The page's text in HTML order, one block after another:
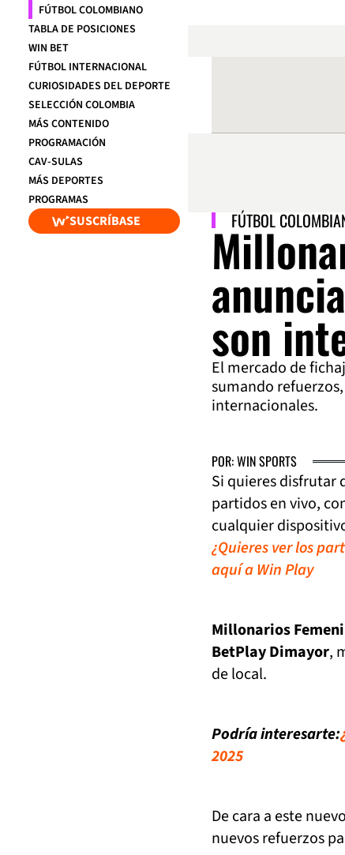
FÚTBOL COLOMBIANO
TABLA DE POSICIONES
WIN BET
FÚTBOL INTERNACIONAL
CURIOSIDADES DEL DEPORTE
SELECCIÓN COLOMBIA
MÁS CONTENIDO
PROGRAMACIÓN
CAV-SULAS
MÁS DEPORTES
PROGRAMAS
SUSCRÍBASE FÚTBOL
son
El mercado de
sumando
internacionales.
POR: WIN SPORTS
Si quieres disfrutar
partidos en vivo,
cualquier
¿Quieres ver los
aquí a Win Play
Millonarios
BetPlay Dimayor,
de local.
Podría interesarte:
2025
De cara a este
nuevos refuerzos